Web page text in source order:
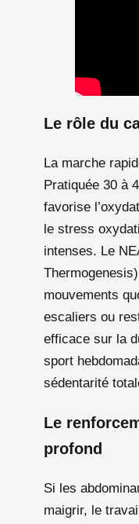
Le rôle du
La marche
Pratiquée 30 à
favorise
le stress
intenses. Le
mouvements
escaliers ou
efficace sur la
sport
sédentarité
Le
profond
Si les
maigrir, le